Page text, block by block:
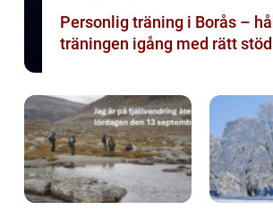
Personlig träning i Borås – håll
träningen igång med rätt stöd